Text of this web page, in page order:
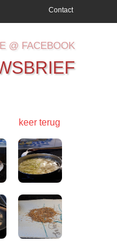
Contact
@ FACEBOOK
keer terug